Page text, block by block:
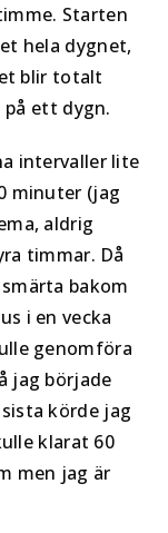
Starten
hela dygnet,
blir totalt
ett dygn.
intervaller lite
minuter (jag
aldrig
timmar. Då
bakom
i en vecka
genomföra
jag började
körde jag
klarat 60
men jag är